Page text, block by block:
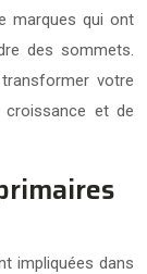
marques qui ont
des sommets.
votre
croissance et de
impliquées dans